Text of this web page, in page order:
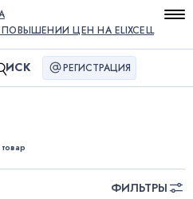
ЦЕН НА ELIXCELL
ИСК РЕГИСТРАЦИЯ
товар
ФИЛЬТРЫ